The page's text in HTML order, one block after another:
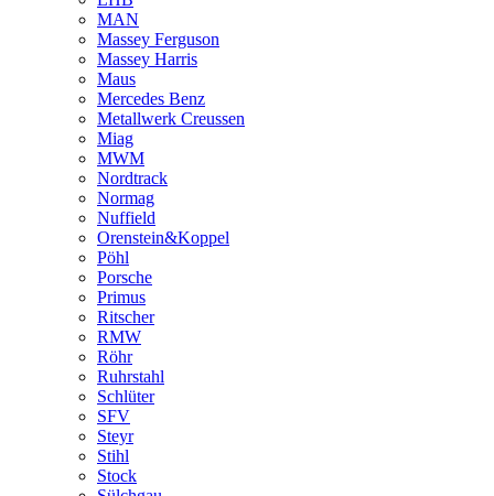
MAN
Massey Ferguson
Massey Harris
Maus
Mercedes Benz
Metallwerk Creussen
Miag
MWM
Nordtrack
Normag
Nuffield
Orenstein&Koppel
Pöhl
Porsche
Primus
Ritscher
RMW
Röhr
Ruhrstahl
Schlüter
SFV
Steyr
Stihl
Stock